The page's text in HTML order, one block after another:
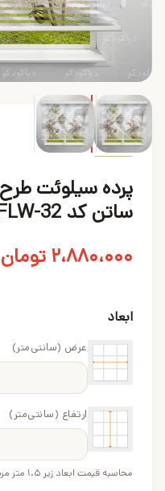
محصول
ساتن کد FLW-32
۲،۸۸۰،۰۰۰ تومان
ابعاد
عرض (سانتی‌متر)
ارتفاع (سانتی‌متر)
محاسبه قیمت ابعاد زیر ۱.۵ متر مربع همان ۱.۵ متر مربع است.